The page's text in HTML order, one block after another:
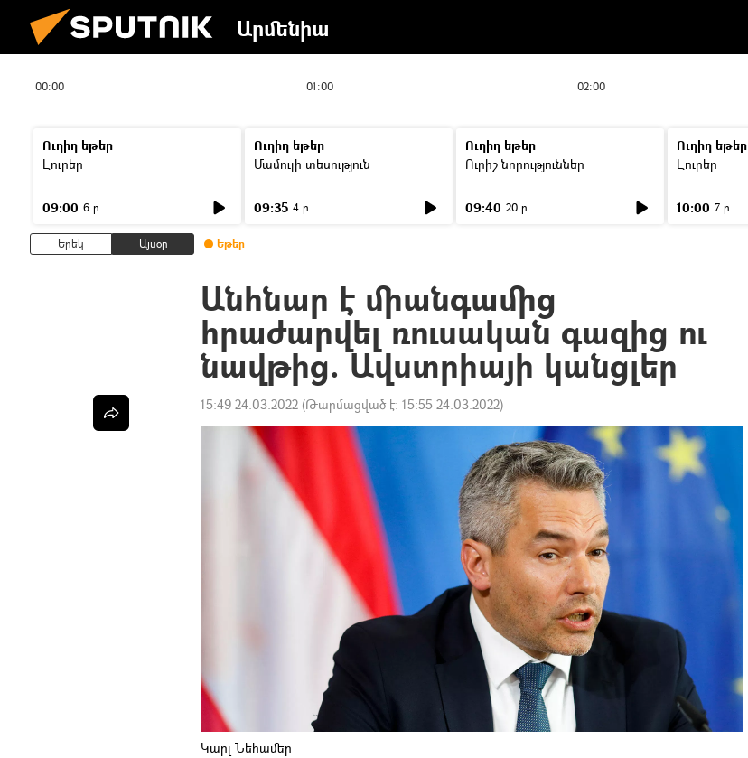
Արմենիա
00:00 01:00 02:00
Ուղիղ եթեր
Լուրեր
09:00 6 ր
Ուղիղ եթեր
Մամուլի տեսություն
09:35 4 ր
Ուղիղ եթեր
Ուրիշ նորություններ
09:40 20 ր
Ուղիղ եթեր
Լուրեր
10:00 7 ր
Երեկ Այսօր Եթեր
Անհնար է միանգամից
հրաժարվել ռուսական գազից ու
նավթից. Ավստրիայի կանցլեր
15:49 24.03.2022 (Թարմացված է: 15:55 24.03.2022)
Կարլ Նեհամեր